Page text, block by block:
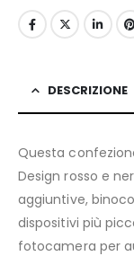
DESCRIZIONE
Questa
Design rosso e
aggiuntive,
dispositivi più
fotocamera per